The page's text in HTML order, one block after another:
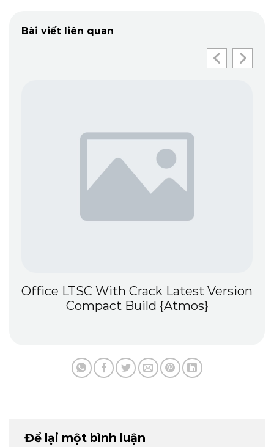
Bài viết liên quan
Office LTSC With Crack Latest Version
Compact Build {Atmos}
Để lại một bình luận